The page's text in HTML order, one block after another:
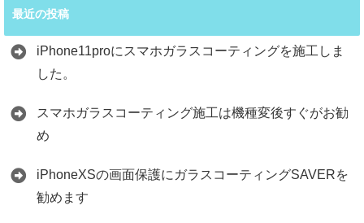
最近の投稿
iPhone11proにスマホガラスコーティングを施工しま
した。
スマホガラスコーティング施工は機種変後すぐがお勧
め
iPhoneXSの画面保護にガラスコーティングSAVERを
勧めます